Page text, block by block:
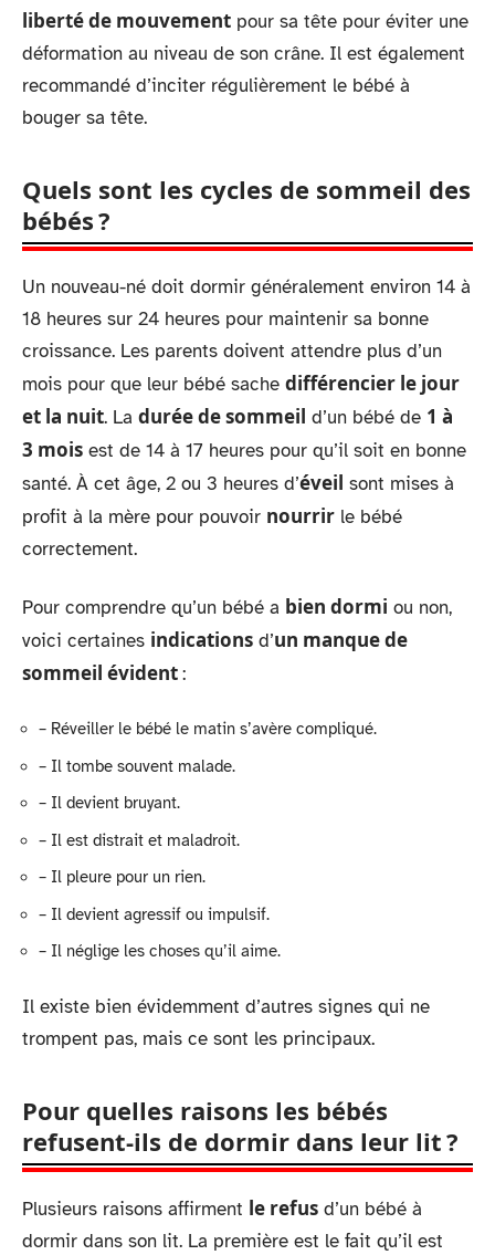
liberté de mouvement pour sa tête pour éviter une
déformation au niveau de son crâne. Il est également
recommandé d’inciter régulièrement le bébé à
bouger sa tête.
Quels sont les cycles de sommeil des
bébés ?
Un nouveau-né doit dormir généralement environ 14 à
18 heures sur 24 heures pour maintenir sa bonne
croissance. Les parents doivent attendre plus d’un
mois pour que leur bébé sache différencier le jour
et la nuit. La durée de sommeil d’un bébé de 1 à
3 mois est de 14 à 17 heures pour qu’il soit en bonne
santé. À cet âge, 2 ou 3 heures d’éveil sont mises à
profit à la mère pour pouvoir nourrir le bébé
correctement.
Pour comprendre qu’un bébé a bien dormi ou non,
voici certaines indications d’un manque de
sommeil évident:
– Réveiller le bébé le matin s’avère compliqué.
– Il tombe souvent malade.
– Il devient bruyant.
– Il est distrait et maladroit.
– Il pleure pour un rien.
– Il devient agressif ou impulsif.
– Il néglige les choses qu’il aime.
Il existe bien évidemment d’autres signes qui ne
trompent pas, mais ce sont les principaux.
Pour quelles raisons les bébés
refusent-ils de dormir dans leur lit ?
Plusieurs raisons affirment le refus d’un bébé à
dormir dans son lit. La première est le fait qu’il est